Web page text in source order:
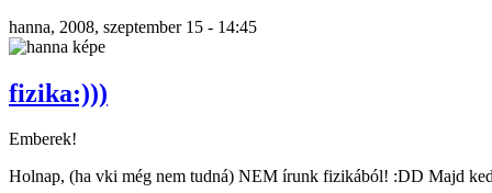
hanna, 2008, szeptember 15 - 14:45
fizika:)))
Emberek!
Holnap, (ha vki még nem tudná) NEM írunk fizikából! :DD Majd